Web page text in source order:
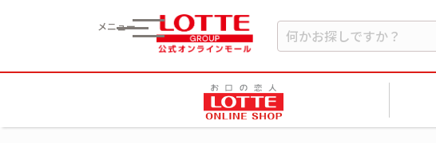
メニュー